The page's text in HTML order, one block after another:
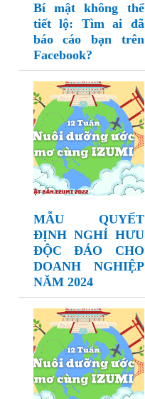
Bí mật không thể
tiết lộ: Tìm ai đã
báo cáo bạn trên
Facebook?
MẪU QUYẾT
ĐỊNH NGHỈ HƯU
ĐỘC ĐÁO CHO
DOANH NGHIỆP
NĂM 2024